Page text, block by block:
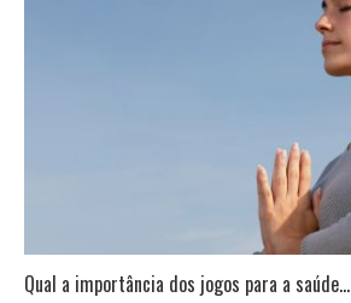
Qual a importância dos jogos para a saúde...